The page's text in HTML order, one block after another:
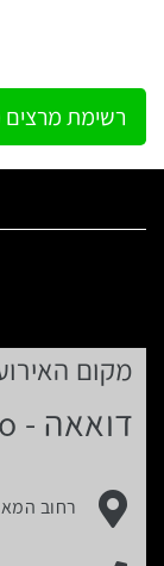
רשימת
מקום
דואאה - Lago
רחוב המאה